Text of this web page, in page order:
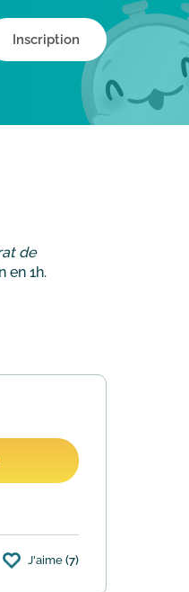
Inscription
de
en 1h.
jusqu'à
J'aime (7)